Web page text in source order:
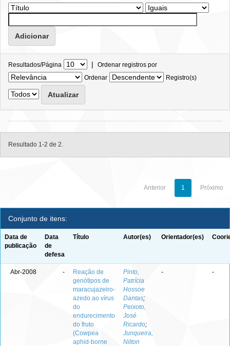
Resultados/Página | Ordenar registros por
Ordenar
Registro(s)
Resultado 1-2 de 2.
Anterior 1 Próximo
Conjunto de itens:
Data de
publicação
Data
de
defesa
Título Autor(es) Orientador(es)
Abr-2008 -
Reação de
genótipos de
maracujazeiro-
azedo ao vírus
do
endurecimento
do fruto
(Cowpea
aphid-borne
Pinto,
Patrícia
Hossoe
Dantas;
Peixoto,
José
Ricardo;
Junqueira,
Nilton
- -